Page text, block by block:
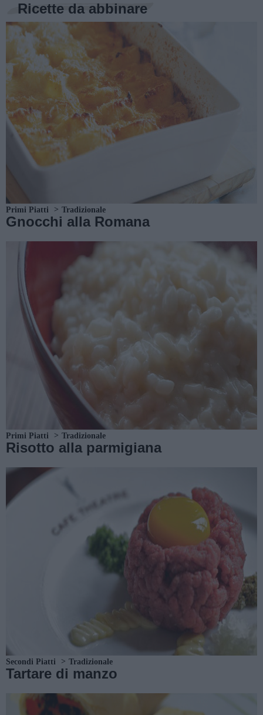
Ricette da abbinare
Primi Piatti Tradizionale
Gnocchi alla Romana
Primi Piatti Tradizionale
Risotto alla parmigiana
Secondi Piatti Tradizionale
Tartare di manzo